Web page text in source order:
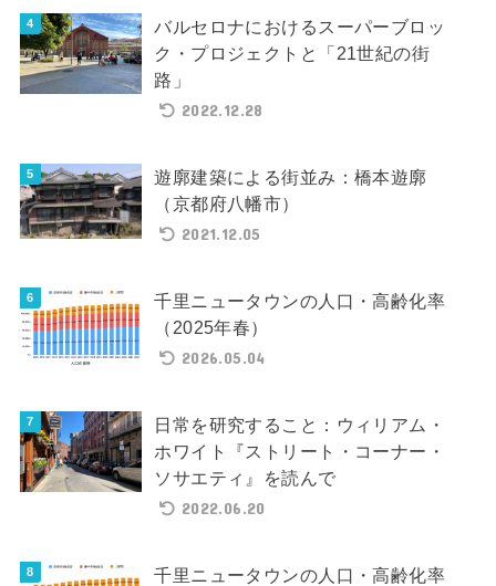
バルセロナにおけるスーパーブロッ
ク・プロジェクトと「21世紀の街
路」
2022.12.28
遊廓建築による街並み：橋本遊廓
（京都府八幡市）
2021.12.05
千里ニュータウンの人口・高齢化率
（2025年春）
2026.05.04
日常を研究すること：ウィリアム・
ホワイト『ストリート・コーナー・
ソサエティ』を読んで
2022.06.20
千里ニュータウンの人口・高齢化率